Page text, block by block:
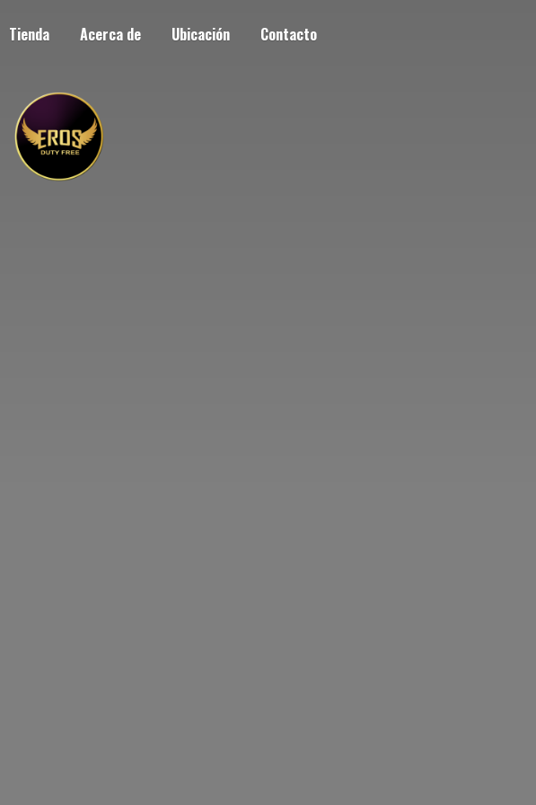
Tienda Acerca de Ubicación Contacto